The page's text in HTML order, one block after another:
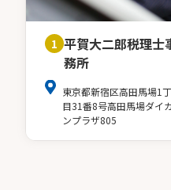
1 平賀大二郎税理士
務所
東京都新宿区高田馬場1丁
目31番8号高田馬場ダイカ
ンプラザ805